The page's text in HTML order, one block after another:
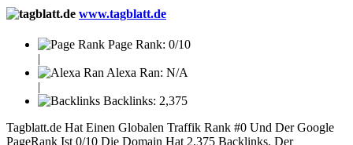
www.tagblatt.de
Page Rank: 0/10
|
Alexa Ran: N/A
|
Backlinks: 2,375
Tagblatt.de Hat Einen Globalen Traffik Rank #0 Und Der Google
PageRank Ist 0/10 Die Domain Hat 2,375 Backlinks. Der